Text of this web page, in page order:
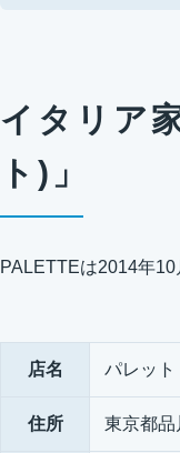
イタリア
ト)」
PALETTEは2014年
店名 パレット
住所 東京都品